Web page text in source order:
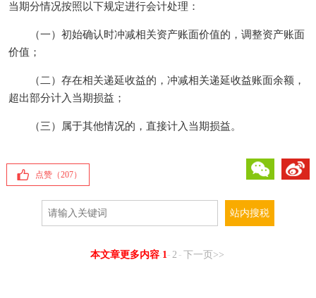
当期分情况按照以下规定进行会计处理：
（一）初始确认时冲减相关资产账面价值的，调整资产账面
价值；
（二）存在相关递延收益的，冲减相关递延收益账面余额，
超出部分计入当期损益；
（三）属于其他情况的，直接计入当期损益。
点赞（207）
本文章更多内容: 1- 2 - 下一页>>